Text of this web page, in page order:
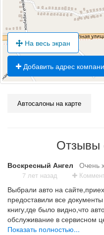
На весь экран
Добавить адрес
Автосалоны на карте
Отзывы
Воскресный Ангел Очень
7 лет назад
Выбрали авто на
предоставили все
книгу,где было видно,что
обслуживание в сервисном
сроки)Решили купить;сделку
Показать полностью...